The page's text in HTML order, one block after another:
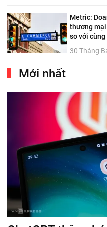
Metric:
thương
so với cùng
30 Tháng
Mới nhất